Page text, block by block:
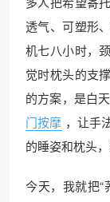
透气、可塑形
机七八小时，
觉时枕头的支
的方案，是白
门按摩 ，让手
的睡姿和枕头
今天，我就把“